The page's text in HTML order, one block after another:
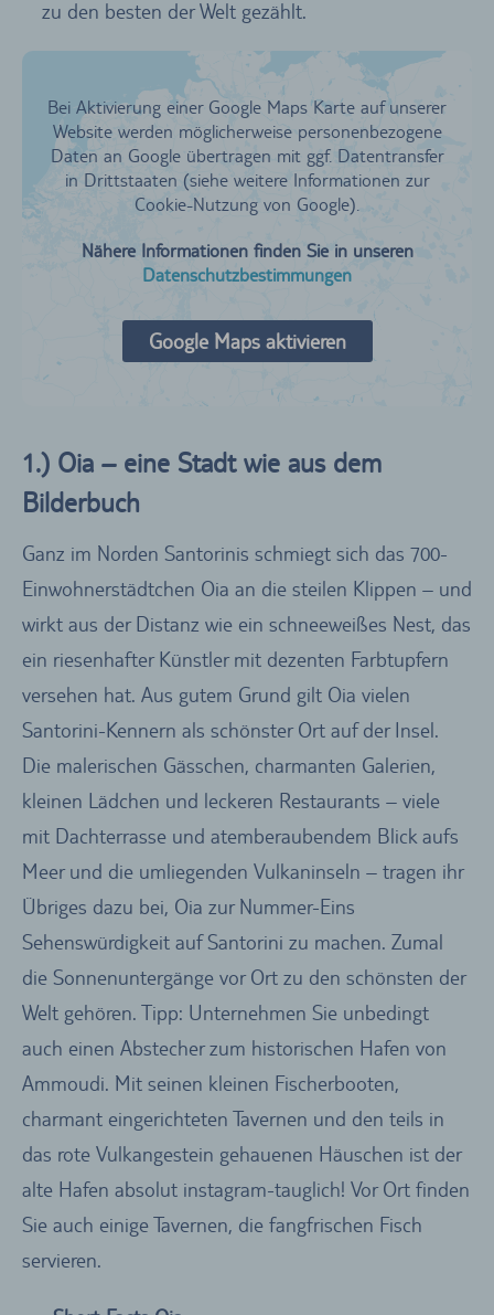
zu den besten der Welt gezählt.
Bei Aktivierung einer Google Maps Karte auf unserer
Website werden möglicherweise personenbezogene
Daten an Google übertragen mit ggf. Datentransfer
in Drittstaaten (siehe weitere Informationen zur
Cookie-Nutzung von Google).
Nähere Informationen finden Sie in unseren
Datenschutzbestimmungen
Google Maps aktivieren
1.) Oia – eine Stadt wie aus dem
Bilderbuch
Ganz im Norden Santorinis schmiegt sich das 700-
Einwohnerstädtchen Oia an die steilen Klippen – und
wirkt aus der Distanz wie ein schneeweißes Nest, das
ein riesenhafter Künstler mit dezenten Farbtupfern
versehen hat. Aus gutem Grund gilt Oia vielen
Santorini-Kennern als schönster Ort auf der Insel.
Die malerischen Gässchen, charmanten Galerien,
kleinen Lädchen und leckeren Restaurants – viele
mit Dachterrasse und atemberaubendem Blick aufs
Meer und die umliegenden Vulkaninseln – tragen ihr
Übriges dazu bei, Oia zur Nummer-Eins
Sehenswürdigkeit auf Santorini zu machen. Zumal
die Sonnenuntergänge vor Ort zu den schönsten der
Welt gehören. Tipp: Unternehmen Sie unbedingt
auch einen Abstecher zum historischen Hafen von
Ammoudi. Mit seinen kleinen Fischerbooten,
charmant eingerichteten Tavernen und den teils in
das rote Vulkangestein gehauenen Häuschen ist der
alte Hafen absolut instagram-tauglich! Vor Ort finden
Sie auch einige Tavernen, die fangfrischen Fisch
servieren.